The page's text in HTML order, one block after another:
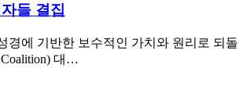
들 결집
에 기반한 보수적인 가치와 원리로 되
Coalition) 대…